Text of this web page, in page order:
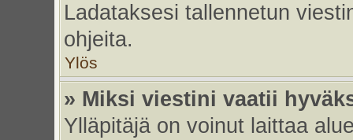
Ladataksesi tallennetun
ohjeita.
Ylös
» Miksi viestini vaatii
Ylläpitäjä on voinut laittaa